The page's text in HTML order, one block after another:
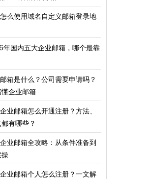
么使用域名自定义邮箱登录地
年国内五大企业邮箱，哪个最靠
箱是什么？公司需要申请吗？
企业邮箱
业邮箱怎么开通注册？方法、
有哪些？
业邮箱全攻略：从条件准备到
操
业邮箱个人怎么注册？一文解